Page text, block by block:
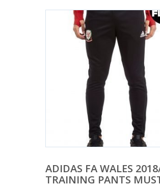
ADIDAS FA WALES
TRAINING PANTS